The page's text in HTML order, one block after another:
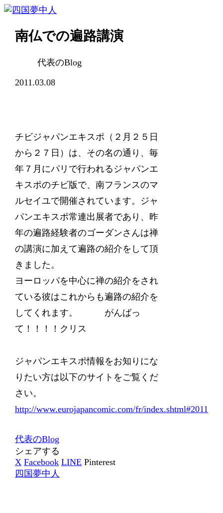
南仏での遍路講演
代表のBlog
2011.03.08
チビジャパンエキスポ（２月２５日
から２７日）は、その名の通り、毎
年７月にパリで行われるジャパンエ
キスポのチビ版で、南フランスのマ
ルセイユで開催されています。ジャ
パンエキスポ常連出展者であり、昨
年の遍路経験者のゴーダンさんは禅
の講演に加えて遍路の紹介をして頂
きました。
ヨーロッパを中心に禅の紹介をされ
ている彼はこれからも遍路の紹介を
してくれます。 がんばっ
て！！！！クリス
ジャパンエキスポ情報をお知りにな
りたい方は以下のサイトをご覧くだ
さい。
http://www.eurojapancomic.com/fr/index.shtml#2011
代表のBlog
シェアする
X Facebook LINE Pinterest
四国夢中人